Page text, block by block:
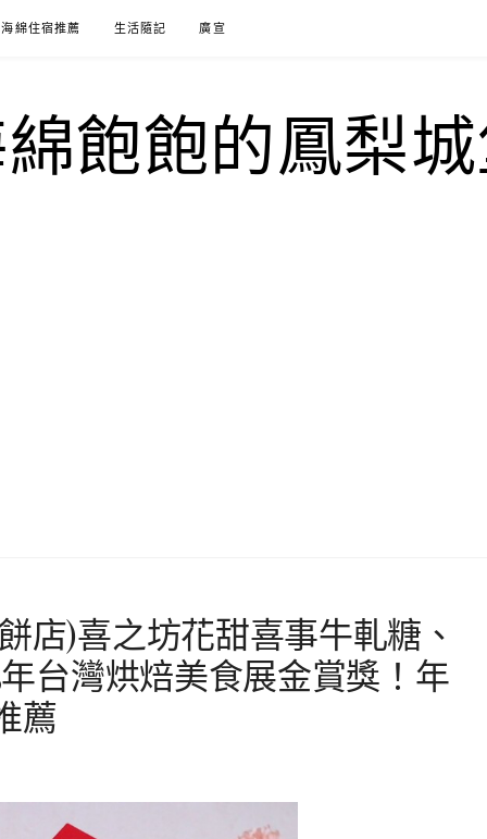
海綿住宿推薦 生活隨記 廣宣
飽飽的鳳梨
店)喜之坊花甜喜事牛軋糖、
台灣烘焙美食展金賞獎！年
薦